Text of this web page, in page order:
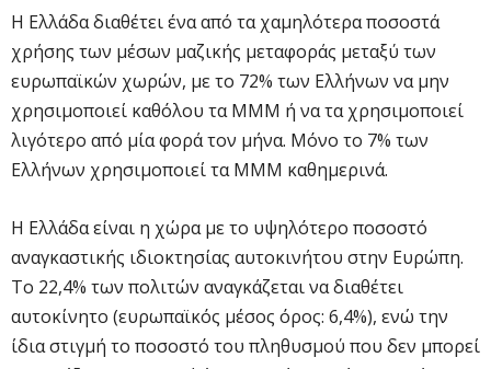
Η Ελλάδα διαθέτει ένα από τα χαμηλότερα ποσοστά
χρήσης των μέσων μαζικής μεταφοράς μεταξύ των
ευρωπαϊκών χωρών, με το 72% των Ελλήνων να μην
χρησιμοποιεί καθόλου τα ΜΜΜ ή να τα χρησιμοποιεί
λιγότερο από μία φορά τον μήνα. Μόνο το 7% των
Ελλήνων χρησιμοποιεί τα ΜΜΜ καθημερινά.
Η Ελλάδα είναι η χώρα με το υψηλότερο ποσοστό
αναγκαστικής ιδιοκτησίας αυτοκινήτου στην Ευρώπη.
Το 22,4% των πολιτών αναγκάζεται να διαθέτει
αυτοκίνητο (ευρωπαϊκός μέσος όρος: 6,4%), ενώ την
ίδια στιγμή το ποσοστό του πληθυσμού που δεν μπορεί